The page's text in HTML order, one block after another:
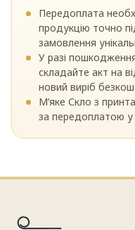
Передоплата
продукцію точно
замовлення
У разі
складайте акт на
новий виріб
М’яке Скло з
за передоплатою у